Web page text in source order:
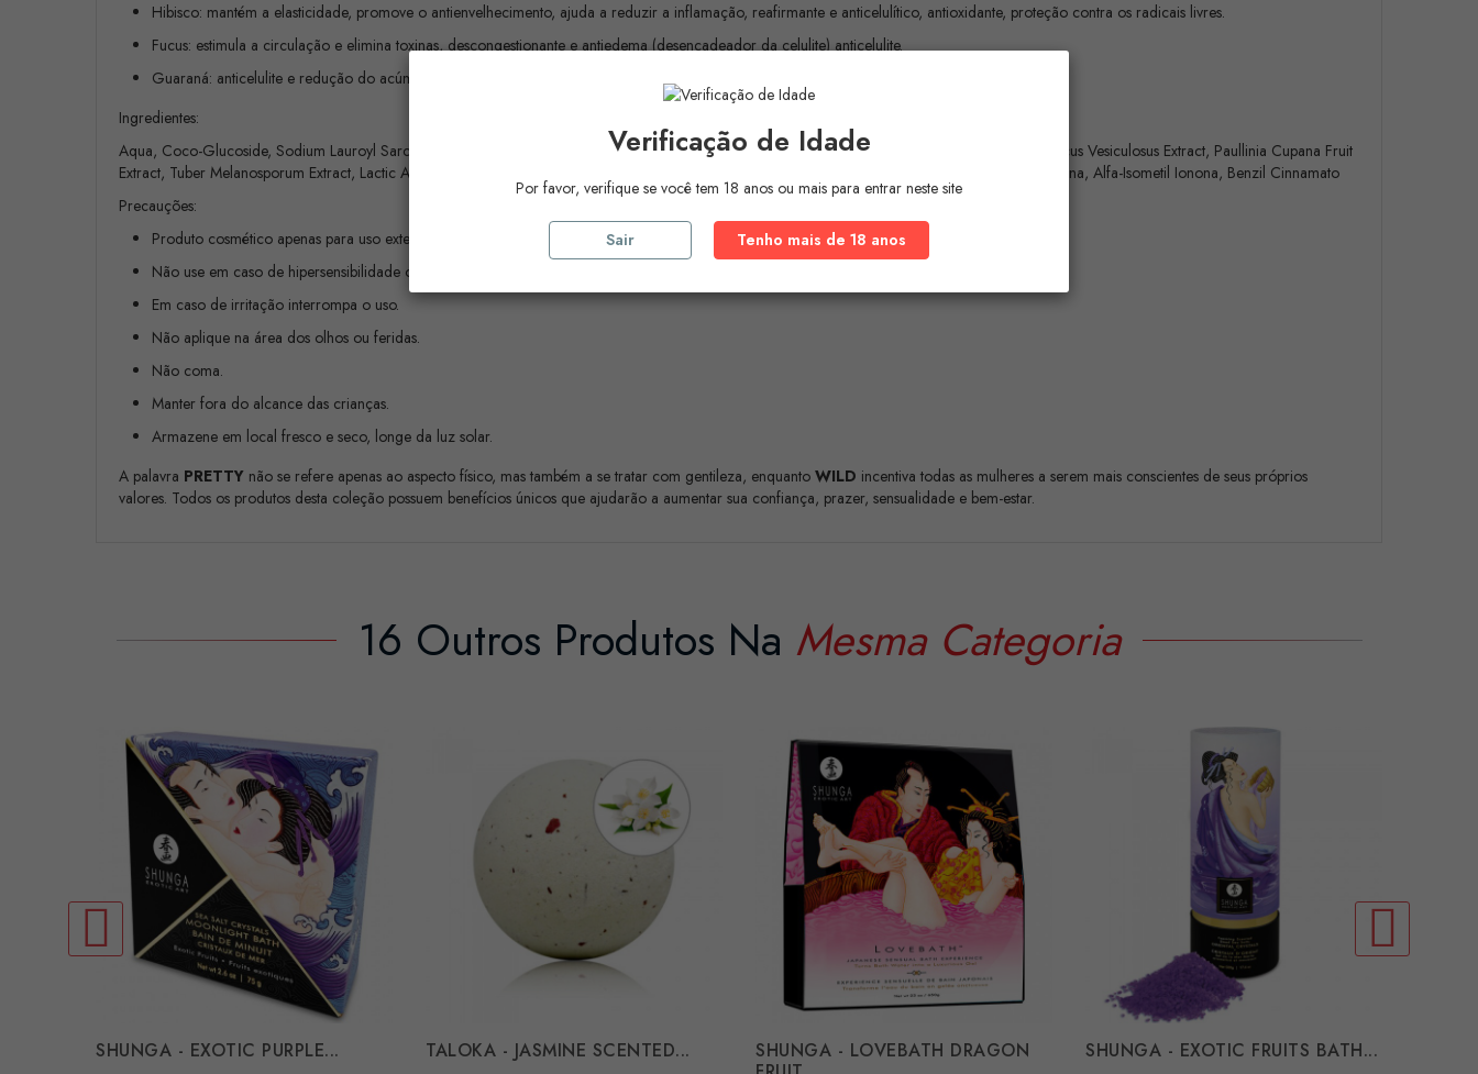
Hibisco: mantém a elasticidade, promove o antienvelhecimento, ajuda a reduzir a inflamação, reafirmante e anticelulítico, antioxidante, proteção contra os radicais livres.
Fucus: estimula a circulação e elimina toxinas, descongestionante e antiedema (desencadeador da celulite) anticelulite.
Guaraná: anticelulite e redução do acúmulo de lipídios, efeito lipolítico de queima de gordura.
Ingredientes:
Aqua, Coco-Glucoside, Sodium Lauroyl Sarcosinate, Polysorbate 20, Glycerin, Hibiscus Sabdariffa Flower Extract, Centella Asiatica Leaf Extract, Fucus Vesiculosus Extract, Paullinia Cupana Fruit
Extract, Tuber Melanosporum Extract, Lactic Acid, Parfum, Benzyl Alcohol, Potassium Sorbate, Sodium Benzoato, CI 14720, Benzil Salicilato, Cumarina, Alfa-Isometil Ionona, Benzil Cinnamato
Precauções:
Produto cosmético apenas para uso externo.
Não use em caso de hipersensibilidade ou alergia a algum dos ingredientes.
Em caso de irritação interrompa o uso.
Não aplique na área dos olhos ou feridas.
Não coma.
Manter fora do alcance das crianças.
Armazene em local fresco e seco, longe da luz solar.
A palavra PRETTY não se refere apenas ao aspecto físico, mas também a se tratar com gentileza, enquanto WILD incentiva todas as mulheres a serem mais conscientes de seus próprios
valores. Todos os produtos desta coleção possuem benefícios únicos que ajudarão a aumentar sua confiança, prazer, sensualidade e bem-estar.
16 Outros Produtos Na Mesma Categoria
SHUNGA - EXOTIC PURPLE... TALOKA - JASMINE SCENTED...
SHUNGA - LOVEBATH DRAGON
SHUNGA - EXOTIC FRUITS BATH...
Verificação de Idade
Por favor, verifique se você tem 18 anos ou mais para entrar neste site
Sair Tenho mais de 18 anos